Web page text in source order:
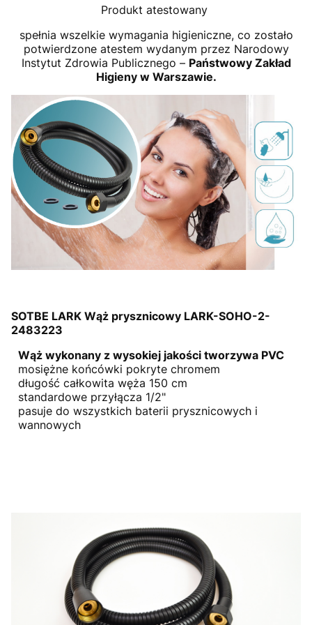
Produkt atestowany
spełnia wszelkie wymagania higieniczne, co zostało
potwierdzone atestem wydanym przez Narodowy
Instytut Zdrowia Publicznego – Państwowy Zakład
Higieny w Warszawie.
SOTBE LARK Wąż prysznicowy LARK-SOHO-2-
2483223
Wąż wykonany z wysokiej jakości tworzywa PVC
mosiężne końcówki pokryte chromem
długość całkowita węża 150 cm
standardowe przyłącza 1/2"
pasuje do wszystkich baterii prysznicowych i
wannowych